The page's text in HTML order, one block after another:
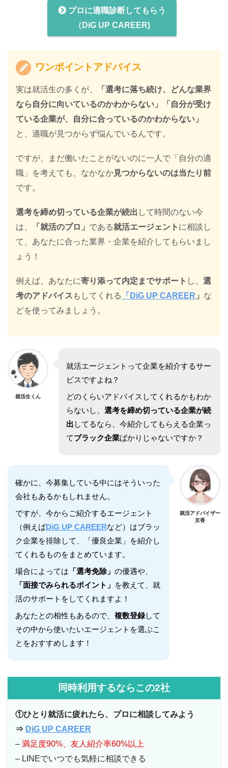
プロに適職診断してもらう
（DiG UP CAREER)
ワンポイントアドバイス
実は就活生の多くが、
「選考に落ち続け、どんな業界
なら自分に向いているのかわからない」「自分が受け
ている企業が、自分に合っているのかわからない」
と、適職が見つからず悩んでいるんです。
ですが、まだ働いたことがないのに一人で「自分の適
職」を考えても、なかなか見つからないのは当たり前
です。
選考を締め切っている企業が続出 して時間のない今
は、
「就活のプロ」 である就活エージェント に相談し
て、あなたに合った業界・企業を紹介してもらいまし
ょう！
例えば、あなたに寄り添って内定までサポート し、 選
考のアドバイス もしてくれる 「 DiG UP CAREER 」 な
どを使ってみましょう。
就活生くん
就活エージェントって企業を紹介するサー
ビスですよね？
どのくらいアドバイスしてくれるかもわか
らないし、 選考を締め切っている企業が続
出 してるなら、今紹介してもらえる企業っ
てブラック企業ばかりじゃないですか？
確かに、今募集している中にはそういった
会社もあるかもしれません。
ですが、今からご紹介するエージェント
（例えばDiG UP CAREERなど）はブラッ
ク企業を排除して、「優良企業」を紹介し
てくれるものをまとめています。
場合によっては 「選考免除」 の優遇や、
「面接でみられるポイント」 を教えて、就
活のサポートをしてくれますよ！
あなたとの相性もあるので、 複数登録して
その中から使いたいエージェントを選ぶこ
とをおすすめします！
就活アドバイザー
京香
同時利用するならこの2社
①ひとり就活に疲れたら、プロに相談してみよう
⇒ DiG UP CAREER
– 満足度90%、友人紹介率60%以上
– LINEでいつでも気軽に相談できる